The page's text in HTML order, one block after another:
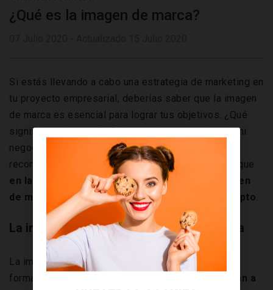
¿Qué es la imagen de marca?
Si estás llevando a cabo una estrategia de marketing en
tu proyecto empresarial, deberías saber que la imagen
de marca es esencial para lograr tus objetivos. ¿Qué
significa realmente? ¿Qué ventajas proporciona a mi
negocio? Si quieres conocer las respuestas, te
recomendamos que no te levantes del asiento. Ya que
en la entrada de hoy vamos a hablar de la imagen
de marca y todo lo relacionado con este concepto.
La imagen de marca o imagen corporativa
La imagen de marca o identidad corporativa está
formada por
una serie de elementos que plasman a